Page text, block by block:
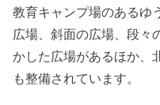
教育キャンプ場のあるゆ
広場、斜面の広場、段々
かした広場があるほか、
も整備されています。